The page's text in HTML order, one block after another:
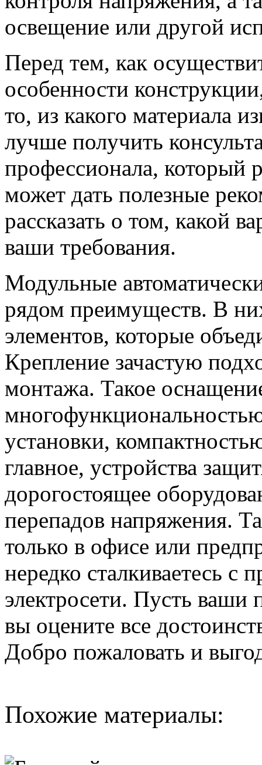
освещение или другой
Перед тем, как
особенности
то, из какого материала
лучше получить
профессионала, который
может дать полезные
рассказать о том, какой
ваши требования.
Модульные
рядом преимуществ. В
элементов, которые
Крепление зачастую
монтажа. Такое
установки,
главное, устройства
дорогостоящее
перепадов напряжения.
только в офисе или
нередко сталкиваетесь с
электросети. Пусть ваши
вы оцените все
Добро пожаловать и
Похожие материалы: